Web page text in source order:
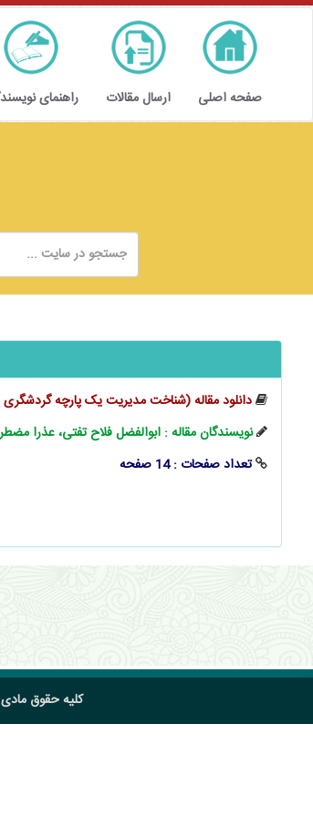
صفحه اصلی ارسال مقالات راهنمای
دانلود مقاله (شناخت مدیریت یک پارچه
نویسندگان مقاله : ابوالفضل فلاح تفتی، عذرا
تعداد صفحات : 14 صفحه
کلیه حقوق